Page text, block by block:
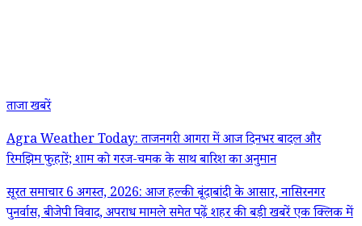
ताजा खबरें
Agra Weather Today: ताजनगरी आगरा में आज दिनभर बादल और
रिमझिम फुहारें; शाम को गरज-चमक के साथ बारिश का अनुमान
सूरत समाचार 6 अगस्त, 2026: आज हल्की बूंदाबांदी के आसार, नासिरनगर
पुनर्वास, बीजेपी विवाद, अपराध मामले समेत पढ़ें शहर की बड़ी खबरें एक क्लिक में